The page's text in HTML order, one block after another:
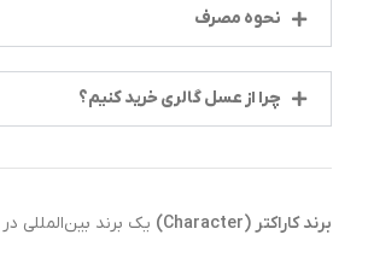
نحوه مصرف
چرا از عسل گالری خرید کنیم؟
برند کاراکتر (Character) یک برند بین‌المللی